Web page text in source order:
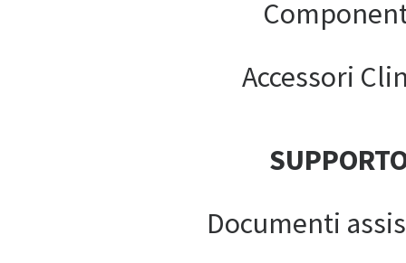
Accessori
Documenti